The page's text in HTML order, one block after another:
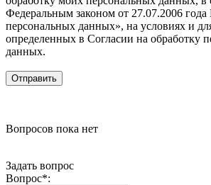
Федеральным законом от 27.07.2006
персональных данных», на условиях и
определенных в Согласии на обработку
данных.
Вопросов пока нет
Задать вопрос
Вопрос*: